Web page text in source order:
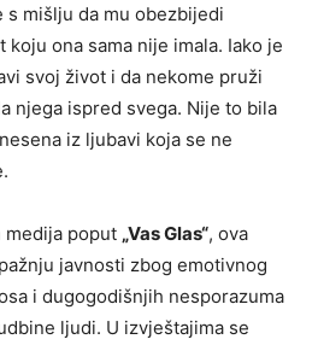
s mišlju da mu obezbijedi
ona sama nije imala. Iako je
svoj život i da nekome pruži
njega ispred svega. Nije to bila
iz ljubavi koja se ne
medija poput „Vas Glas“, ova
javnosti zbog emotivnog
i dugogodišnjih nesporazuma
ljudi. U izvještajima se